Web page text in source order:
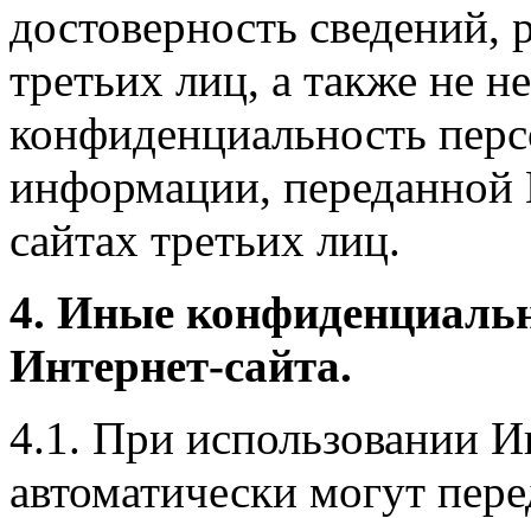
достоверность
третьих лиц, а также не
конфиденциальность
информации, переданной
сайтах третьих лиц.
4. Иные
Интернет-сайта.
4.1. При использовании
автоматически могут